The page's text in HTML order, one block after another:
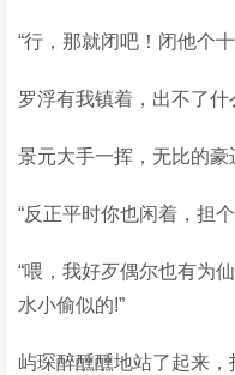
“行，那就闭吧！闭他个
罗浮有我镇着，出不了什
景元大手一挥，无比的豪
“反正平时你也闲着，担
“喂，我好歹偶尔也有为
水小偷似的!”
屿琛醉醺醺地站了起来，